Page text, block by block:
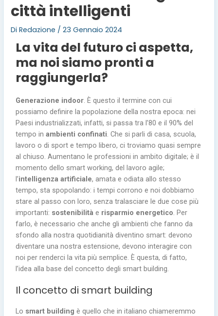
città intelligenti
DiRedazione /23 Gennaio 2024
La vita del futuro ci aspetta,
ma noi siamo pronti a
raggiungerla?
Generazione indoor. È questo il termine con cui
possiamo definire la popolazione della nostra epoca: nei
Paesi industrializzati, infatti, si passa tra l’80 e il 90% del
tempo inambienti confinati. Che si parli di casa, scuola,
lavoro o di sport e tempo libero, ci troviamo quasi sempre
al chiuso. Aumentano le professioni in ambito digitale; è il
momento dello smart working, del lavoro agile;
l’intelligenza artificiale, amata e odiata allo stesso
tempo, sta spopolando: i tempi corrono e noi dobbiamo
stare al passo con loro, senza tralasciare le due cose più
importanti: sostenibilitàe risparmio energetico. Per
farlo, è necessario che anche gli ambienti che fanno da
sfondo alla nostra quotidianità diventino smart: devono
diventare una nostra estensione, devono interagire con
noi per renderci la vita più semplice. È questa, di fatto,
l’idea alla base del concetto degli smart building.
Il concetto di smart building
Lo smart building è quello che in italiano chiameremmo